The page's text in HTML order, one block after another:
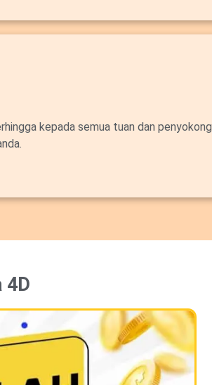
kepada semua tuan dan
4D